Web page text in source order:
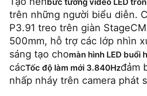
trên những người biểu diễn.
P3.91 treo trên giàn
500mm, hỗ trợ các lớp nhìn
sáng tạo chomàn hình LED buổi
cácTốc độ làm mới 3.840Hzđảm
nhấp nháy trên camera phát